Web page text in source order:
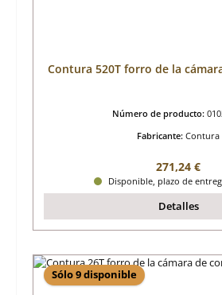
Contura 520T forro de la
Número de producto:
Fabricante: Contura
Precio
271,24 €
Disponible, plazo de
Detalles
Sólo 9 disponible